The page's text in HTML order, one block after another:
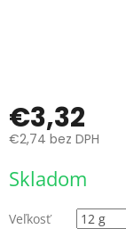
€3,32
€2,74 bez DPH
cena:
Skladom
Veľkosť